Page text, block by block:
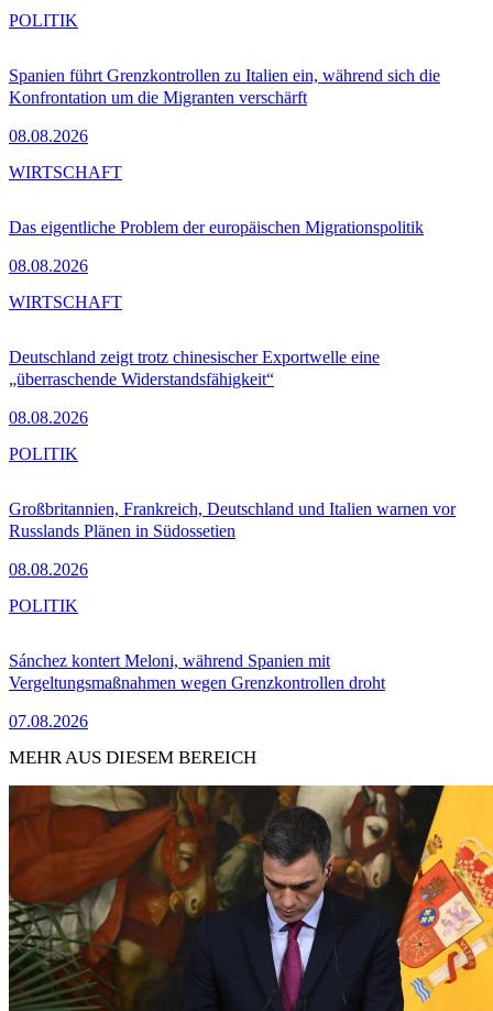
Spanien führt Grenzkontrollen zu Italien ein, während sich die
Konfrontation um die Migranten verschärft
08.08.2026
POLITIK
Das eigentliche Problem der europäischen Migrationspolitik
08.08.2026
WIRTSCHAFT
Deutschland zeigt trotz chinesischer Exportwelle eine
„überraschende Widerstandsfähigkeit“
08.08.2026
WIRTSCHAFT
Großbritannien, Frankreich, Deutschland und Italien warnen vor
Russlands Plänen in Südossetien
08.08.2026
POLITIK
Sánchez kontert Meloni, während Spanien mit
Vergeltungsmaßnahmen wegen Grenzkontrollen droht
07.08.2026
POLITIK
MEHR AUS DIESEM BEREICH